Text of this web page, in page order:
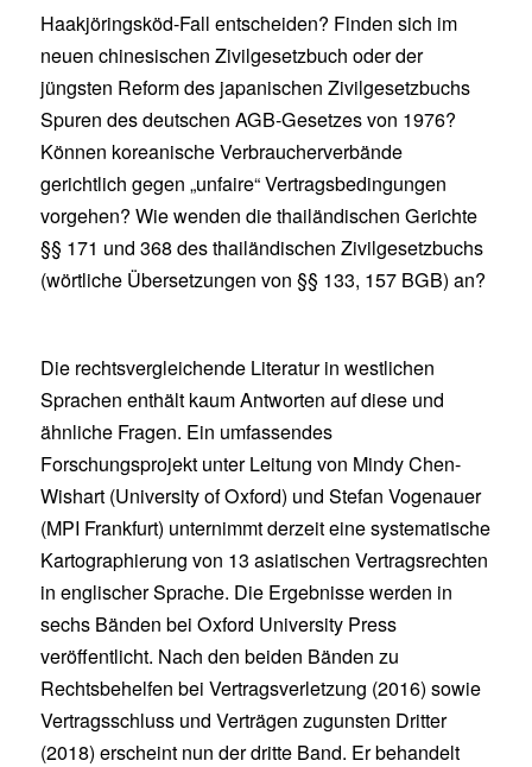
Haakjöringsköd-Fall entscheiden? Finden sich im
neuen chinesischen Zivilgesetzbuch oder der
jüngsten Reform des japanischen Zivilgesetzbuchs
Spuren des deutschen AGB-Gesetzes von 1976?
Können koreanische Verbraucherverbände
gerichtlich gegen „unfaire“ Vertragsbedingungen
vorgehen? Wie wenden die thailändischen Gerichte
§§ 171 und 368 des thailändischen Zivilgesetzbuchs
(wörtliche Übersetzungen von §§ 133, 157 BGB) an?
Die rechtsvergleichende Literatur in westlichen
Sprachen enthält kaum Antworten auf diese und
ähnliche Fragen. Ein umfassendes
Forschungsprojekt unter Leitung von Mindy Chen-
Wishart (University of Oxford) und Stefan Vogenauer
(MPI Frankfurt) unternimmt derzeit eine systematische
Kartographierung von 13 asiatischen Vertragsrechten
in englischer Sprache. Die Ergebnisse werden in
sechs Bänden bei Oxford University Press
veröffentlicht. Nach den beiden Bänden zu
Rechtsbehelfen bei Vertragsverletzung (2016) sowie
Vertragsschluss und Verträgen zugunsten Dritter
(2018) erscheint nun der dritte Band. Er behandelt